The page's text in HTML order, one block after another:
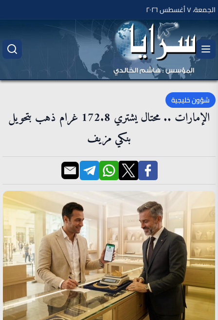
الجمعة، ٧ أغسطس ٢٠٢٦
شؤون خليجية
الإمارات .. محتال يشتري 172.8 غرام ذهب بتحويل
بنكي مزيف